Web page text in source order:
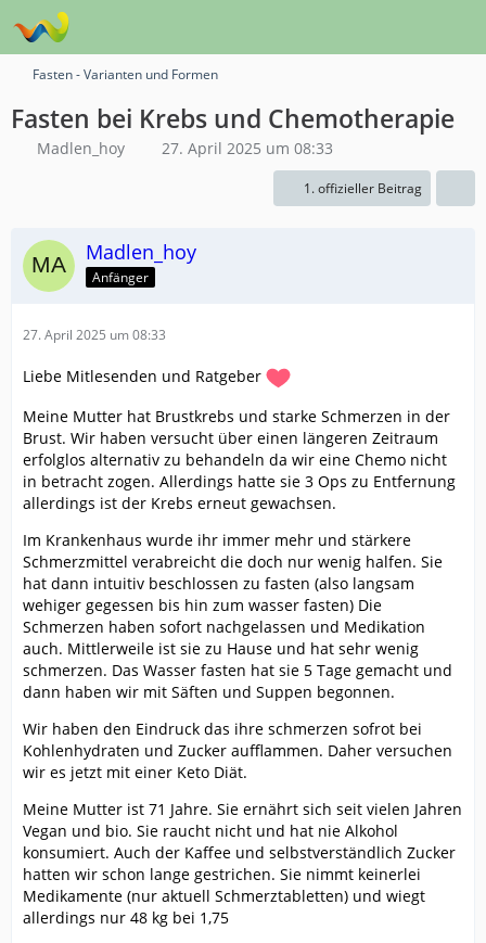
Fasten - Varianten und Formen
Fasten bei Krebs und Chemotherapie
Madlen_hoy 27. April 2025 um 08:33
1. offizieller Beitrag
Madlen_hoy
Anfänger
27. April 2025 um 08:33
Liebe Mitlesenden und Ratgeber
Meine Mutter hat Brustkrebs und starke Schmerzen in der
Brust. Wir haben versucht über einen längeren Zeitraum
erfolglos alternativ zu behandeln da wir eine Chemo nicht
in betracht zogen. Allerdings hatte sie 3 Ops zu Entfernung
allerdings ist der Krebs erneut gewachsen.
Im Krankenhaus wurde ihr immer mehr und stärkere
Schmerzmittel verabreicht die doch nur wenig halfen. Sie
hat dann intuitiv beschlossen zu fasten (also langsam
wehiger gegessen bis hin zum wasser fasten) Die
Schmerzen haben sofort nachgelassen und Medikation
auch. Mittlerweile ist sie zu Hause und hat sehr wenig
schmerzen. Das Wasser fasten hat sie 5 Tage gemacht und
dann haben wir mit Säften und Suppen begonnen.
Wir haben den Eindruck das ihre schmerzen sofrot bei
Kohlenhydraten und Zucker aufflammen. Daher versuchen
wir es jetzt mit einer Keto Diät.
Meine Mutter ist 71 Jahre. Sie ernährt sich seit vielen Jahren
Vegan und bio. Sie raucht nicht und hat nie Alkohol
konsumiert. Auch der Kaffee und selbstverständlich Zucker
hatten wir schon lange gestrichen. Sie nimmt keinerlei
Medikamente (nur aktuell Schmerztabletten) und wiegt
allerdings nur 48 kg bei 1,75